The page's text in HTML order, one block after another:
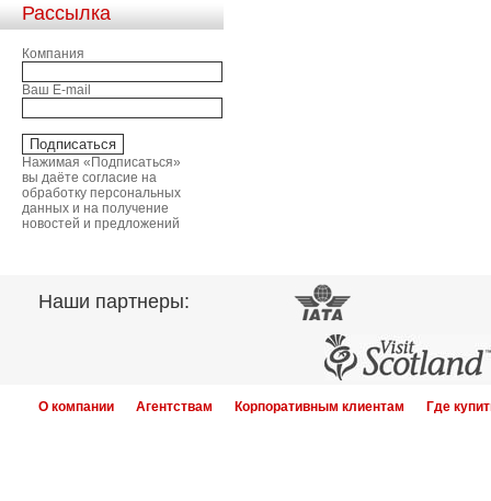
Рассылка
Компания
Ваш E-mail
Нажимая «Подписаться»
вы даёте согласие на
обработку персональных
данных и на получение
новостей и предложений
Наши партнеры:
О компании Агентствам Корпоративным клиентам Где